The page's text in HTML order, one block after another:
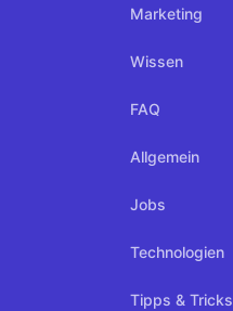
Marketing
Wissen
FAQ
Allgemein
Jobs
Technologien
Tipps & Tricks